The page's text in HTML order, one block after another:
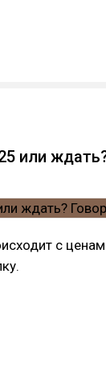
или
с